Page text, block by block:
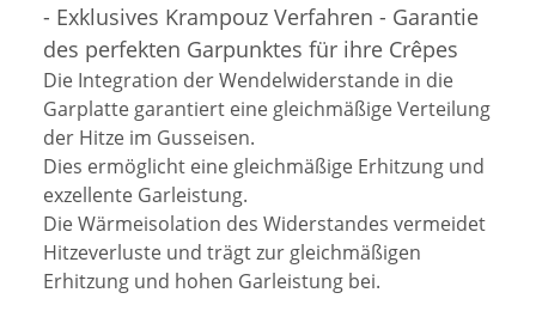
- Exklusives Krampouz Verfahren - Garantie
des perfekten Garpunktes für ihre Crêpes
Die Integration der Wendelwiderstande in die
Garplatte garantiert eine gleichmäßige Verteilung
der Hitze im Gusseisen.
Dies ermöglicht eine gleichmäßige Erhitzung und
exzellente Garleistung.
Die Wärmeisolation des Widerstandes vermeidet
Hitzeverluste und trägt zur gleichmäßigen
Erhitzung und hohen Garleistung bei.